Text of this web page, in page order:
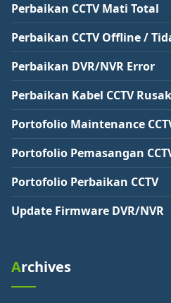
Perbaikan CCTV Mati Total
Perbaikan CCTV Offline /
Perbaikan DVR/NVR Error
Perbaikan Kabel CCTV
Portofolio Maintenance
Portofolio Pemasangan
Portofolio Perbaikan CCTV
Update Firmware DVR/NVR
Archives